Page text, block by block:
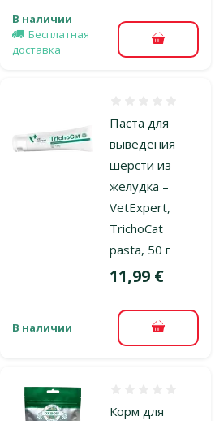
В наличии
Бесплатная
доставка
В корзину
Паста для
выведения
шерсти из
желудка –
VetExpert,
TrichoCat
pasta, 50 г
Цена
11,99 €
В наличии В корзину
Корм для